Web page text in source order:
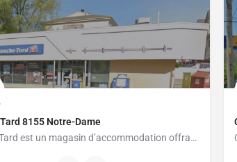
8155 Notre-Dame
Couche-Tard est un magasin d’accommodation offrant une grande variété de produits pour les gens pressés.…